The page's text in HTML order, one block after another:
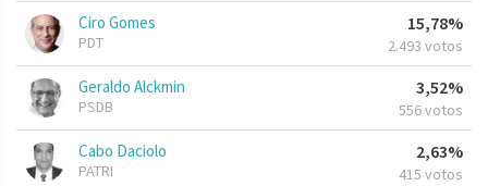
Ciro Gomes
PDT
15,78%
2.493 votos
Geraldo Alckmin
PSDB
3,52%
556 votos
Cabo Daciolo
PATRI
2,63%
415 votos